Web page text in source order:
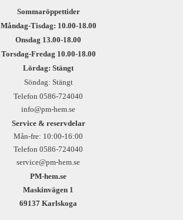
Sommaröppettider
Måndag-Tisdag: 10.00-18.00
Onsdag 13.00-18.00
Torsdag-Fredag 10.00-18.00
Lördag: Stängt
Söndag: Stängt
Telefon 0586-724040
info@pm-hem.se
Service & reservdelar
Mån-fre: 10:00-16:00
Telefon 0586-724040
service@pm-hem.se
PM-hem.se
Maskinvägen 1
69137 Karlskoga